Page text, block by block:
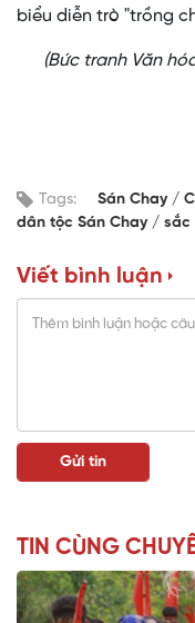
biểu diễn trò "trồng
(Bức tranh Văn
Tags: Sán Chay
dân tộc Sán Chay
sắc
Viết bình luận
TIN CÙNG